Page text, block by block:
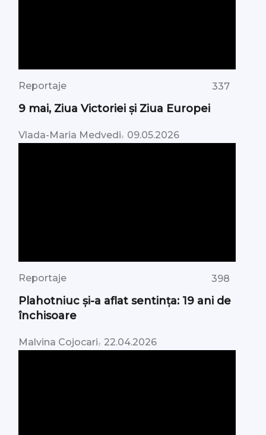
Reportaje 337
9 mai, Ziua Victoriei şi Ziua Europei
Vlada-Maria Medvedi, 09.05.2026
Reportaje 398
Plahotniuc și-a aflat sentința: 19 ani de
închisoare
Malvina Cojocari, 22.04.2026